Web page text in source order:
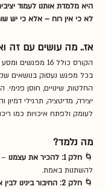
היא מלמדת אותנו לעמוד
לא כי אין רוח – אלא כי יש
אז.. מה עושים עם זה
הקורס כולל 16 מפגשים ומסע אחד בטבע.
בכל מפגש נעסוק בנושאים
החלטות, שינויים, חוסן פנימי.
יצירה, מדיטציה, תרגילי דמיון
לעומק ולפתח איכויות כמו
מה נלמד?
🌀 חלק 1: להכיר את עצמנו
–
להשתנות באמת.
🌀 חלק 2: החיבור בינינו לבין אחרים